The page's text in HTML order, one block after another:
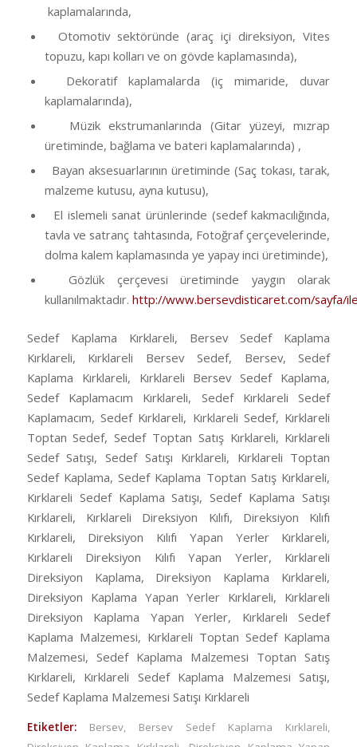
kaplamalarında,
Otomotiv sektöründe (araç içi direksiyon, Vites
topuzu, kapı kolları ve on gövde kaplamasında),
Dekoratif kaplamalarda (iç mimaride, duvar
kaplamalarında),
Müzik ekstrumanlarında (Gitar yüzeyi, mızrap
üretiminde, bağlama ve bateri kaplamalarında) ,
Bayan aksesuarlarının üretiminde (Saç tokası, tarak,
malzeme kutusu, ayna kutusu),
El islemeli sanat ürünlerinde (sedef kakmacılığında,
tavla ve satranç tahtasında, Fotoğraf çerçevelerinde,
dolma kalem kaplamasında ye yapay inci üretiminde),
Gözlük çerçevesi üretiminde yaygın olarak
kullanılmaktadır. http://www.bersevdisticaret.com/sayfa/
Sedef Kaplama Kırklareli, Bersev Sedef Kaplama
Kırklareli, Kırklareli Bersev Sedef, Bersev, Sedef
Kaplama Kırklareli, Kırklareli Bersev Sedef Kaplama,
Sedef Kaplamacım Kırklareli, Sedef Kırklareli Sedef
Kaplamacım, Sedef Kırklareli, Kırklareli Sedef, Kırklareli
Toptan Sedef, Sedef Toptan Satış Kırklareli, Kırklareli
Sedef Satışı, Sedef Satışı Kırklareli, Kırklareli Toptan
Sedef Kaplama, Sedef Kaplama Toptan Satış Kırklareli,
Kırklareli Sedef Kaplama Satışı, Sedef Kaplama Satışı
Kırklareli, Kırklareli Direksiyon Kılıfı, Direksiyon Kılıfı
Kırklareli, Direksiyon Kılıfı Yapan Yerler Kırklareli,
Kırklareli Direksiyon Kılıfı Yapan Yerler, Kırklareli
Direksiyon Kaplama, Direksiyon Kaplama Kırklareli,
Direksiyon Kaplama Yapan Yerler Kırklareli, Kırklareli
Direksiyon Kaplama Yapan Yerler, Kırklareli Sedef
Kaplama Malzemesi, Kırklareli Toptan Sedef Kaplama
Malzemesi, Sedef Kaplama Malzemesi Toptan Satış
Kırklareli, Kırklareli Sedef Kaplama Malzemesi Satışı,
Sedef Kaplama Malzemesi Satışı Kırklareli
Etiketler: Bersev, Bersev Sedef Kaplama Kırklareli